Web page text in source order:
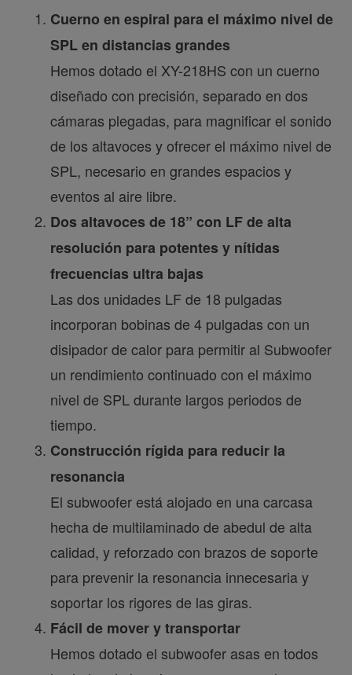
Cuerno en espiral para el máximo nivel de
SPL en distancias grandes
Hemos dotado el XY-218HS con un cuerno
diseñado con precisión, separado en dos
cámaras plegadas, para magnificar el sonido
de los altavoces y ofrecer el máximo nivel de
SPL, necesario en grandes espacios y
eventos al aire libre.
Dos altavoces de 18” con LF de alta
resolución para potentes y nítidas
frecuencias ultra bajas
Las dos unidades LF de 18 pulgadas
incorporan bobinas de 4 pulgadas con un
disipador de calor para permitir al Subwoofer
un rendimiento continuado con el máximo
nivel de SPL durante largos periodos de
tiempo.
Construcción rígida para reducir la
resonancia
El subwoofer está alojado en una carcasa
hecha de multilaminado de abedul de alta
calidad, y reforzado con brazos de soporte
para prevenir la resonancia innecesaria y
soportar los rigores de las giras.
Fácil de mover y transportar
Hemos dotado el subwoofer asas en todos